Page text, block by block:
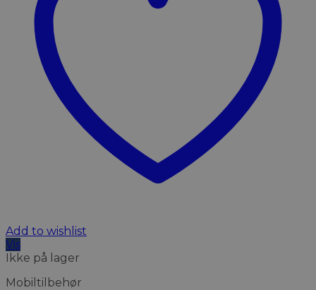
Add to wishlist
Vis
Ikke på lager
Mobiltilbehør